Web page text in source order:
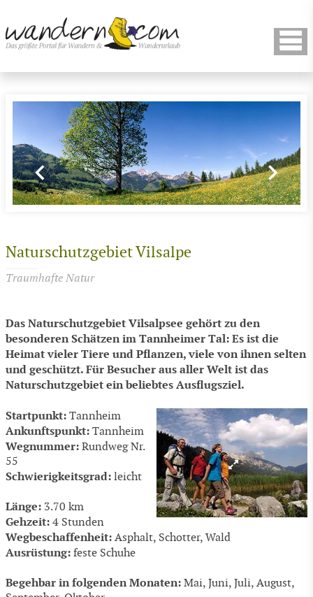
Naturschutzgebiet Vilsalpe
Traumhafte Natur
Das Naturschutzgebiet Vilsalpsee gehört zu den
besonderen Schätzen im Tannheimer Tal: Es ist die
Heimat vieler Tiere und Pflanzen, viele von ihnen selten
und geschützt. Für Besucher aus aller Welt ist das
Naturschutzgebiet ein beliebtes Ausflugsziel.
Startpunkt: Tannheim
Ankunftspunkt: Tannheim
Wegnummer: Rundweg Nr.
55
Schwierigkeitsgrad: leicht
Länge: 3.70 km
Gehzeit: 4 Stunden
Wegbeschaffenheit: Asphalt, Schotter, Wald
Ausrüstung: feste Schuhe
Begehbar in folgenden Monaten: Mai, Juni, Juli, August,